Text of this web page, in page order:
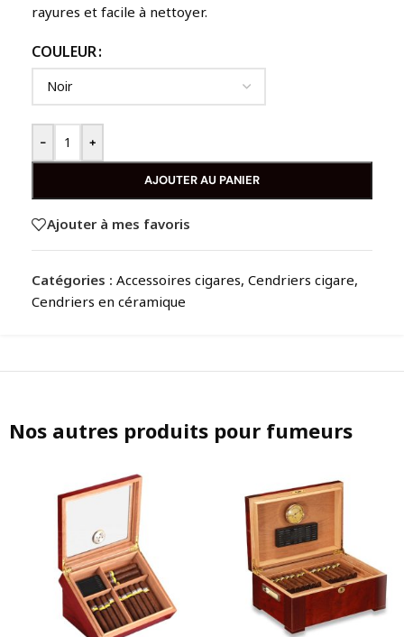
rayures et facile à nettoyer.
COULEUR
- +
AJOUTER AU PANIER
Ajouter à mes favoris
Catégories : Accessoires cigares, Cendriers cigare,
Cendriers en céramique
Nos autres produits pour fumeurs